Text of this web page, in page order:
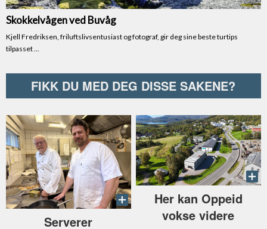
FIKK DU MED DEG DISSE SAKENE?
Serverer
Her kan Oppeid
vokse videre